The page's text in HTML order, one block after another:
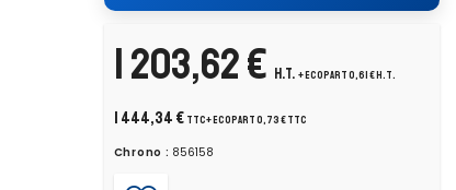
1 203,62 € H.T. + ecopart 0,61 € H.T.
1 444,34 € TTC+ ecopart 0,73 € TTC
Chrono : 856158